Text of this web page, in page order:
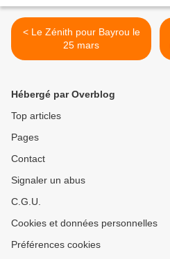
< Le Zénith pour Bayrou le
25 mars
Hébergé par Overblog
Top articles
Pages
Contact
Signaler un abus
C.G.U.
Cookies et données personnelles
Préférences cookies